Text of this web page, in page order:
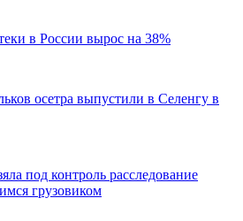
в России вырос на 38%
осетра выпустили в Селенгу в
под контроль расследование
грузовиком